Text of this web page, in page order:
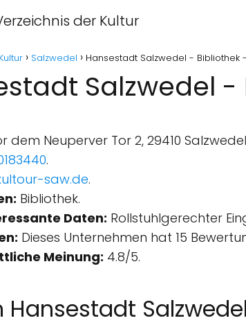
der Kultur
Salzwedel Hansestadt Salzwedel - Bibliothek
Salzwedel
dem Neuperver Tor 2, 29410
.
saw.de.
Bibliothek.
Daten: Rollstuhlgerechter
Dieses Unternehmen hat 15
Meinung: 4.8/5.
Hansestadt